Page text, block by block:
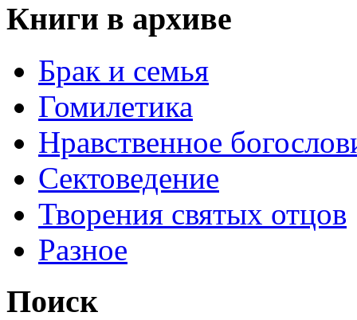
Книги в архиве
Брак и семья
Гомилетика
Нравственное
Сектоведение
Творения святых отцов
Разное
Поиск